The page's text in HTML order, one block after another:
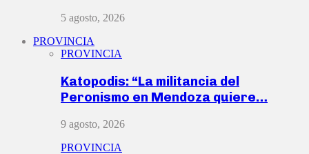
5 agosto, 2026
PROVINCIA
PROVINCIA
Katopodis: “La militancia del
Peronismo en Mendoza quiere…
9 agosto, 2026
PROVINCIA